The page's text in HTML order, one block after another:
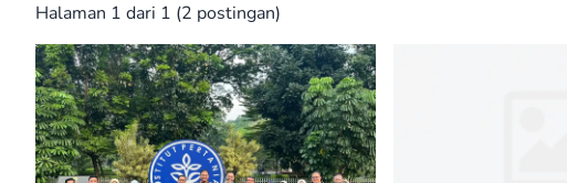
Halaman 1 dari 1 (2 postingan)